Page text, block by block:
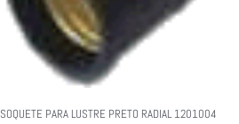
SOQUETE PARA LUSTRE PRETO RADIAL 1201004